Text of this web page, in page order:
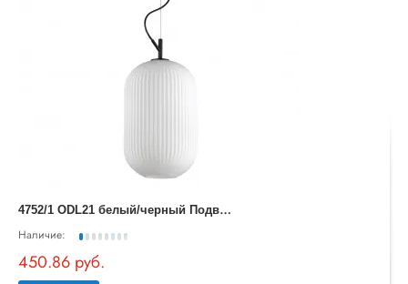
4
752/1 ODL21 белый/черный Подвес E27 60W ROOFI
Наличие:
450.86 руб.